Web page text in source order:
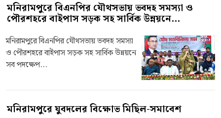
মনিরামপুরে বিএনপির যৌথসভায় ভবদহ সমস্যা ও
পৌরশহরে বাইপাস সড়ক সহ সার্বিক উন্নয়নে...
মনিরামপুরে বিএনপির যৌথসভায় ভবদহ সমস্যা
ও পৌরশহরে বাইপাস সড়ক সহ সার্বিক উন্নয়নে
সব পদক্ষেপ...
মনিরামপুরে যুবদলের বিক্ষোভ মিছিল-সমাবেশ